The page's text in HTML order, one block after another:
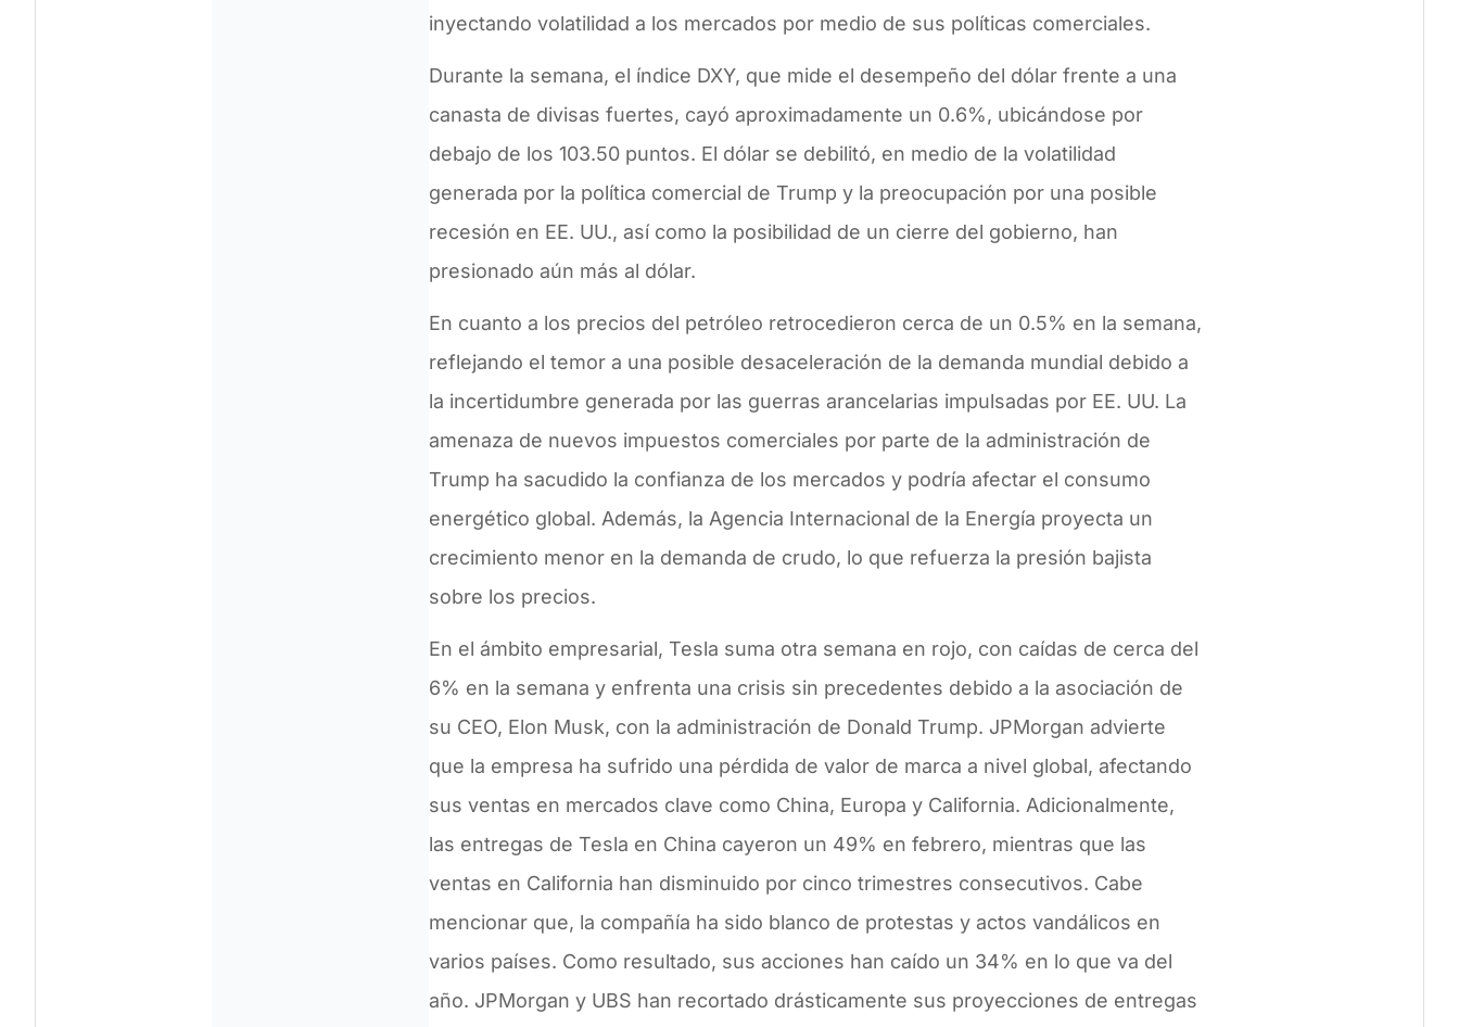
inyectando volatilidad a los mercados por medio de sus políticas comerciales.
Durante la semana, el índice DXY, que mide el desempeño del dólar frente a una
canasta de divisas fuertes, cayó aproximadamente un 0.6%, ubicándose por
debajo de los 103.50 puntos. El dólar se debilitó, en medio de la volatilidad
generada por la política comercial de Trump y la preocupación por una posible
recesión en EE. UU., así como la posibilidad de un cierre del gobierno, han
presionado aún más al dólar.
En cuanto a los precios del petróleo retrocedieron cerca de un 0.5% en la semana,
reflejando el temor a una posible desaceleración de la demanda mundial debido a
la incertidumbre generada por las guerras arancelarias impulsadas por EE. UU. La
amenaza de nuevos impuestos comerciales por parte de la administración de
Trump ha sacudido la confianza de los mercados y podría afectar el consumo
energético global. Además, la Agencia Internacional de la Energía proyecta un
crecimiento menor en la demanda de crudo, lo que refuerza la presión bajista
sobre los precios.
En el ámbito empresarial, Tesla suma otra semana en rojo, con caídas de cerca del
6% en la semana y enfrenta una crisis sin precedentes debido a la asociación de
su CEO, Elon Musk, con la administración de Donald Trump. JPMorgan advierte
que la empresa ha sufrido una pérdida de valor de marca a nivel global, afectando
sus ventas en mercados clave como China, Europa y California. Adicionalmente,
las entregas de Tesla en China cayeron un 49% en febrero, mientras que las
ventas en California han disminuido por cinco trimestres consecutivos. Cabe
mencionar que, la compañía ha sido blanco de protestas y actos vandálicos en
varios países. Como resultado, sus acciones han caído un 34% en lo que va del
año. JPMorgan y UBS han recortado drásticamente sus proyecciones de entregas